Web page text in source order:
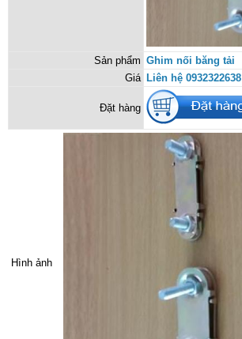
Sản phẩm Ghim nối băng tải
Giá Liên hệ 0932322638
Đặt hàng
Hình ảnh